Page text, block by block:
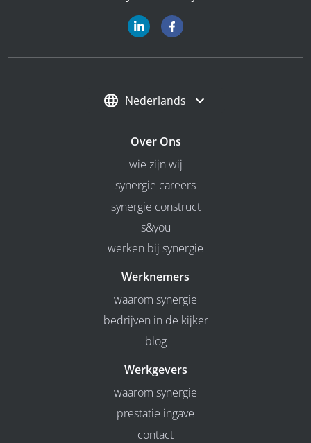
Nederlands
Over Ons
wie zijn wij
synergie careers
synergie construct
s&you
werken bij synergie
Werknemers
waarom synergie
bedrijven in de kijker
blog
Werkgevers
waarom synergie
prestatie ingave
contact